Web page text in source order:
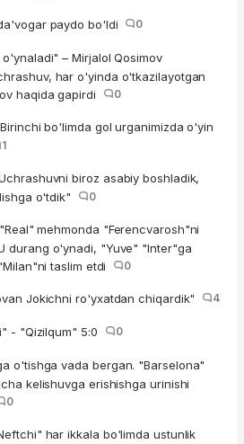
paydo bo'ldi 0
– Mirjalol Qosimov
har o'yinda o'tkazilayotgan
haqida gapirdi
0
bo'limda gol urganimizda o'yin
1
biroz asabiy boshladik,
o'tdik"
0
mehmonda "Ferencvarosh"ni
durang o'ynadi, "Yuve" "Inter"ga
taslim etdi
0
Jokichni ro'yxatdan chiqardik" 4
- "Qizilqum" 5:0 0
o'tishga vada bergan. "Barselona"
kelishuvga erishishga urinishi
0
har ikkala bo'limda ustunlik